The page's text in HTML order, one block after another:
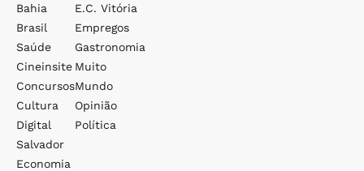
Bahia
Brasil
Saúde
Cineinsite
Concursos
Cultura
Digital
Salvador
Economia
E.c. Vitória
Empregos
Gastronomia
Muito
Mundo
Opinião
Política